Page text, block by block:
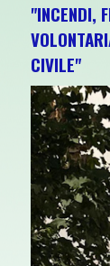
"INCENDI,
CIVILE"